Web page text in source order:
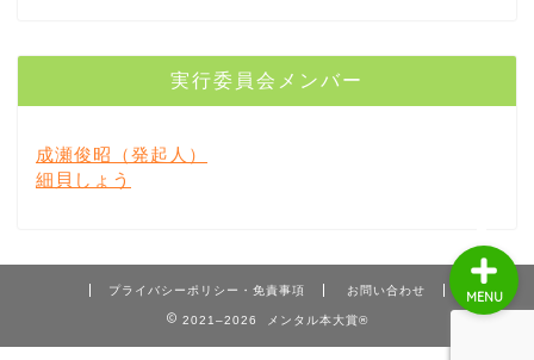
実行委員会メンバー
成瀬俊昭（発起人）
細貝しょう
プライバシーポリシー・免責事項 お問い合わせ
2021–2026 メンタル本大賞®
MENU